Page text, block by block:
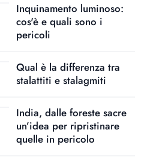
Inquinamento luminoso:
cos'è e quali sono i
pericoli
Qual è la differenza tra
stalattiti e stalagmiti
India, dalle foreste sacre
un’idea per ripristinare
quelle in pericolo